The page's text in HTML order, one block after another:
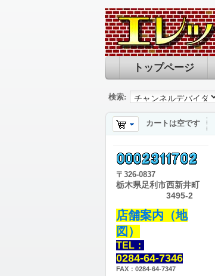
トップページ
検索:
カートは空です
〒 326-0837
栃木県足利市西新井町
3495-2
店舗案内（地
図）
TEL：
0284-64-7346
FAX：0284-64-7347